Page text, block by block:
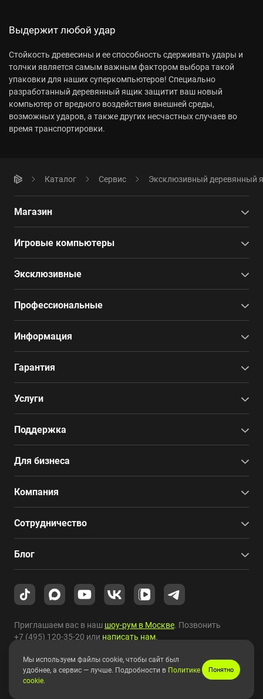
Выдержит любой удар
Стойкость древесины и ее способность сдерживать удары и
толчки является самым важным фактором выбора такой
упаковки для наших суперкомпьютеров! Специально
разработанный деревянный ящик защитит ваш новый
компьютер от вредного воздействия внешней среды,
возможных ударов, а также других несчастных случаев во
время транспортировки.
Каталог Сервис Эксклюзивный деревянный
Магазин
Игровые компьютеры
Эксклюзивные
Профессиональные
Информация
Гарантия
Услуги
Поддержка
Для бизнеса
Компания
Сотрудничество
Блог
Приглашаем вас в наш шоу-рум в Москве. Позвонить
+7 (495) 120-35-20 или написать нам.
Copyright © 2010-2026 HYPERPC.
Мы используем файлы cookie, чтобы сайт был
удобнее, а сервис — лучше. Подробности в Политике
cookie.
Понятно